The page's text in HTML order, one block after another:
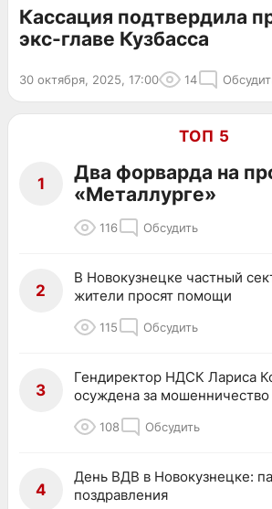
Кассация подтвердила
экс-главе Кузбасса
30 октября, 2025, 17:00 14
ТОП 5
1
Два форварда на
«Металлурге»
116 Обсудить
2
В Новокузнецке частный
жители просят помощи
115 Обсудить
3
Гендиректор НДСК Лариса
осуждена за мошенничество
108 Обсудить
4
День ВДВ в Новокузнецке:
поздравления